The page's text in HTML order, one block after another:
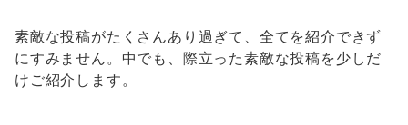
素敵な投稿がたくさんあり過ぎて、全てを紹介できず
にすみません。中でも、際立った素敵な投稿を少しだ
けご紹介します。